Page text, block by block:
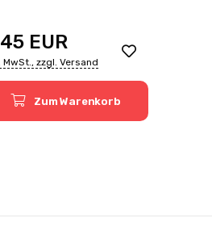
EUR
MwSt., zzgl. Versand
Zum Warenkorb